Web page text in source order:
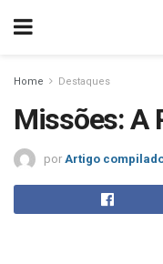
Home Destaques
Missões: A
por Artigo